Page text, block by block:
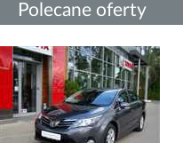
Polecane oferty